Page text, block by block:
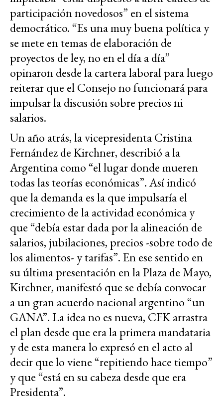
participación novedosos” en el sistema
democrático. “Es una muy buena política y
se mete en temas de elaboración de
proyectos de ley, no en el día a día”
opinaron desde la cartera laboral para luego
reiterar que el Consejo no funcionará para
impulsar la discusión sobre precios ni
salarios.
Un año atrás, la vicepresidenta Cristina
Fernández de Kirchner, describió a la
Argentina como “el lugar donde mueren
todas las teorías económicas”. Así indicó
que la demanda es la que impulsaría el
crecimiento de la actividad económica y
que “debía estar dada por la alineación de
salarios, jubilaciones, precios -sobre todo de
los alimentos- y tarifas”. En ese sentido en
su última presentación en la Plaza de Mayo,
Kirchner, manifestó que se debía convocar
a un gran acuerdo nacional argentino “un
GANA”. La idea no es nueva, CFK arrastra
el plan desde que era la primera mandataria
y de esta manera lo expresó en el acto al
decir que lo viene “repitiendo hace tiempo”
y que “está en su cabeza desde que era
Presidenta”.